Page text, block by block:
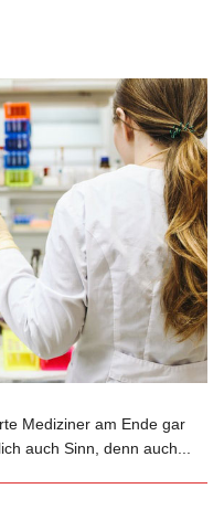
Mediziner am Ende gar
auch Sinn, denn auch...